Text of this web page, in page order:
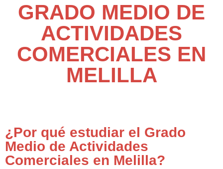
GRADO MEDIO DE
ACTIVIDADES
COMERCIALES EN
MELILLA
¿Por qué estudiar el Grado
Medio de Actividades
Comerciales en Melilla?